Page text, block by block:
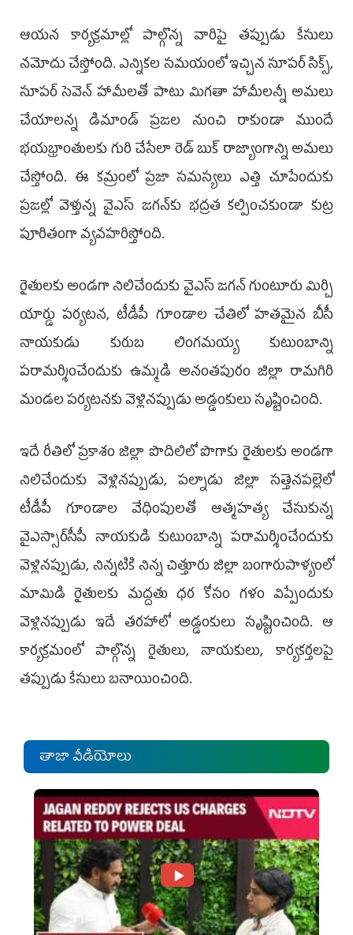
ఆయన కార్యక్రమాల్లో పాల్గొన్న వారిపై తప్పుడు కేసులు
నమోదు చేస్తోంది. ఎన్నికల సమయంలో ఇచ్చిన సూపర్‌ సిక్స్,
సూపర్‌ సెవెన్‌ హామీలతో పాటు మిగతా హామీలన్నీ అమలు
చేయాలన్న డిమాండ్‌ ప్రజల నుంచి రాకుండా ముందే
భయభ్రాంతులకు గురి చేసేలా రెడ్‌ బుక్‌ రాజ్యాంగాన్ని అమలు
చేస్తోంది. ఈ కమ్రంలో ప్రజా సమస్యలు ఎత్తి చూపేందుకు
ప్రజల్లో వెళ్తున్న వైఎస్‌ జగన్‌కు భద్రత కల్పించకుండా కుట్ర
పూరితంగా వ్యవహరిస్తోంది.
రైతులకు అండగా నిలిచేందుకు వైఎస్‌ జగన్‌ గుంటూరు మిర్చి
యార్డు పర్యటన, టీడీపీ గూండాల చేతిలో హతమైన బీసీ
నాయకుడు కురుబ లింగమయ్య కుటుంబాన్ని
పరామర్శించేందుకు ఉమ్మడి అనంతపురం జిల్లా రామగిరి
మండల పర్యటనకు వెళ్లినప్పుడు అడ్డంకులు సృష్టించింది.
ఇదే రీతిలో ప్రకాశం జిల్లా పొదిలిలో పొగాకు రైతులకు అండగా
నిలిచేందుకు వెళ్లినప్పుడు, పల్నాడు జిల్లా సత్తెనపల్లెలో
టీడీపీ గూండాల వేధింపులతో ఆత్మహత్య చేసుకున్న
వైఎస్సార్‌సీపీ నాయకుడి కుటుంబాన్ని పరామర్శించేందుకు
వెళ్లినప్పుడు, నిన్నటికి నిన్న చిత్తూరు జిల్లా బంగారుపాళ్యంలో
మామిడి రైతులకు మద్దతు ధర కోసం గళం విప్పేందుకు
వెళ్లినప్పుడు ఇదే తరహాలో అడ్డంకులు సృష్టించింది. ఆ
కార్యక్రమంలో పాల్గొన్న రైతులు, నాయకులు, కార్యకర్తలపై
తప్పుడు కేసులు బనాయించింది.
తాజా వీడియోలు